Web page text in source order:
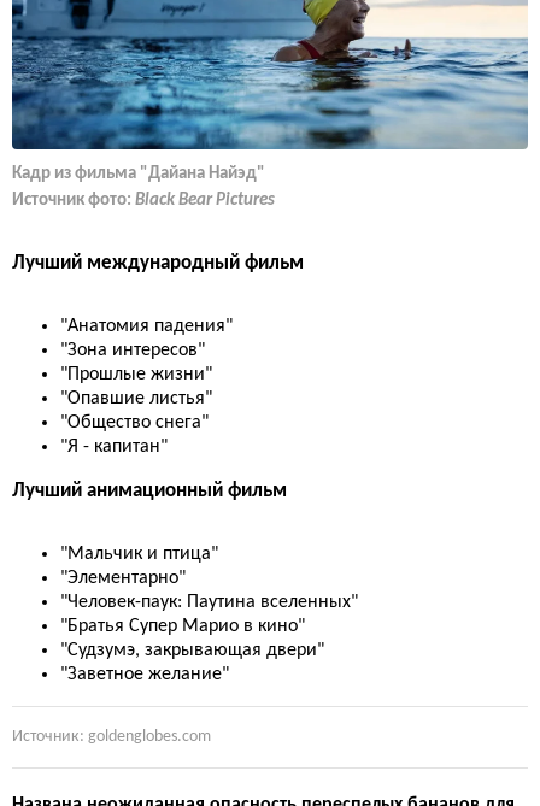
Кадр из фильма "Дайана Найэд"
Источник фото: Black Bear Pictures
Лучший международный фильм
"Анатомия падения"
"Зона интересов"
"Прошлые жизни"
"Опавшие листья"
"Общество снега"
"Я - капитан"
Лучший анимационный фильм
"Мальчик и птица"
"Элементарно"
"Человек-паук: Паутина вселенных"
"Братья Супер Марио в кино"
"Судзумэ, закрывающая двери"
"Заветное желание"
Источник: goldenglobes.com